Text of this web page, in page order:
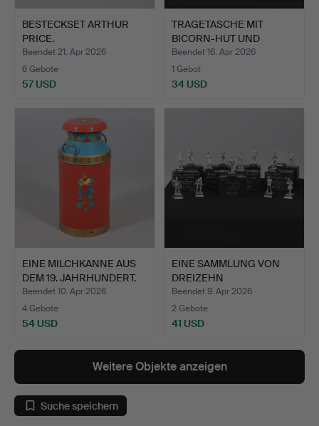
BESTECKSET ARTHUR
PRICE.
Beendet 21. Apr 2026
6 Gebote
57 USD
TRAGETASCHE MIT
BICORN-HUT UND
ANDEREN MET…
Beendet 16. Apr 2026
1 Gebot
34 USD
EINE MILCHKANNE AUS
DEM 19. JAHRHUNDERT.
Beendet 10. Apr 2026
4 Gebote
54 USD
EINE SAMMLUNG VON
DREIZEHN
VERSILBERTEN MI…
Beendet 9. Apr 2026
2 Gebote
41 USD
Weitere Objekte anzeigen
Suche speichern